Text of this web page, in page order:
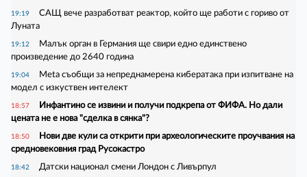
19:19
САЩ вече разработват реактор, който ще работи с гориво от
Луната
19:12
Малък орган в Германия ще свири едно единствено
произведение до 2640 година
19:04
Meta съобщи за непреднамерена кибератака при изпитване на
модел с изкуствен интелект
18:57
Инфантино се извини и получи подкрепа от ФИФА. Но дали
цената не е нова "сделка в сянка"?
18:50
Нови две кули са открити при археологическите проучвания на
средновековния град Русокастро
18:42 Датски национал смени Лондон с Ливърпул